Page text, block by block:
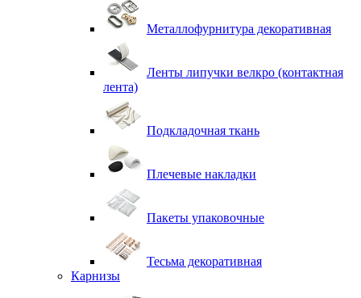
Металлофурнитура декоративная
Ленты липучки велкро (контактная
лента)
Подкладочная ткань
Плечевые накладки
Пакеты упаковочные
Тесьма декоративная
Карнизы